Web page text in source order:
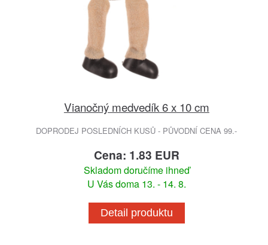
Vianočný medvedík 6 x 10 cm
DOPRODEJ POSLEDNÍCH KUSŮ - PŮVODNÍ CENA 99.-
Cena: 1.83 EUR
Skladom doručíme ihneď
U Vás doma 13. - 14. 8.
Detail produktu